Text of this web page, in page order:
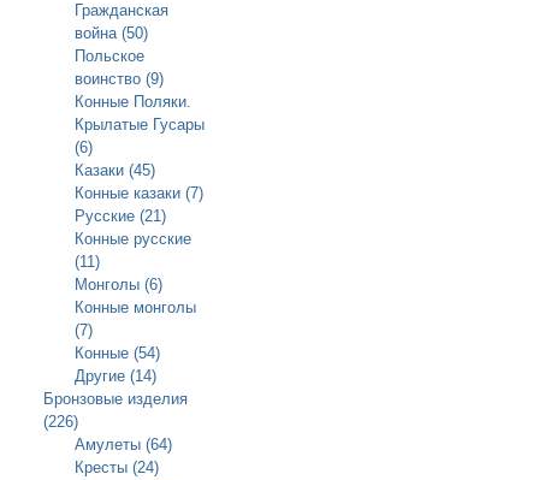
Гражданская
война (50)
Польское
воинство (9)
Конные Поляки.
Крылатые Гусары
(6)
Казаки (45)
Конные казаки (7)
Русские (21)
Конные русские
(11)
Монголы (6)
Конные монголы
(7)
Конные (54)
Другие (14)
Бронзовые изделия
(226)
Амулеты (64)
Кресты (24)